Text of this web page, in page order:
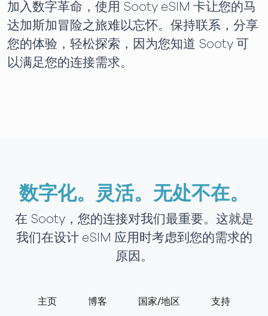
加入数字革命，使用 Sooty eSIM 卡让您的马
达加斯加冒险之旅难以忘怀。保持联系，分享
您的体验，轻松探索，因为您知道 Sooty 可
以满足您的连接需求。
数字化。灵活。无处不在。
在 Sooty，您的连接对我们最重要。这就是
我们在设计 eSIM 应用时考虑到您的需求的
原因。
主页 博客 国家/地区 支持